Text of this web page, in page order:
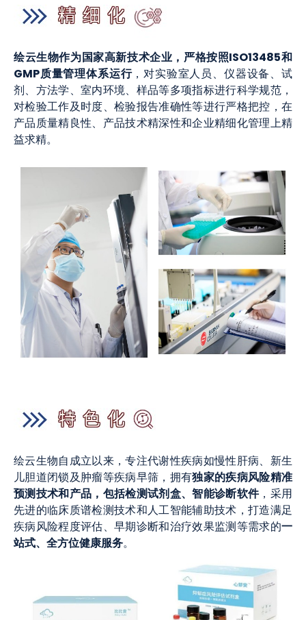
绘云生物作为国家高新技术企业，严格按照ISO13485和
GMP质量管理体系运行，对实验室人员、仪器设备、试
剂、方法学、室内环境、样品等多项指标进行科学规范，
对检验工作及时度、检验报告准确性等进行严格把控，在
产品质量精良性、产品技术精深性和企业精细化管理上精
益求精。
绘云生物自成立以来，专注代谢性疾病如慢性肝病、新生
儿胆道闭锁及肿瘤等疾病早筛，拥有独家的疾病风险精准
预测技术和产品，包括检测试剂盒、智能诊断软件，采用
先进的临床质谱检测技术和人工智能辅助技术，打造满足
疾病风险程度评估、早期诊断和治疗效果监测等需求的一
站式、全方位健康服务。